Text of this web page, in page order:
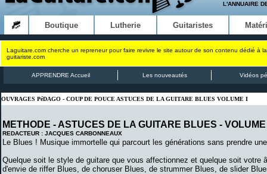
L'ANNUAIRE
Boutique Lutherie Guitaristes
Laguitare.com cherche un repreneur pour faire revivre le site autour de son contenu dédié à
guitariste.com
APPRENDRE Accueil Les nouveautés Vidéos
OUVRAGES PéDAGO - COUP DE POUCE ASTUCES DE LA GUITARE BLUES VOLUME I
METHODE - ASTUCES DE LA GUITARE BLUES -
REDACTEUR : JACQUES CARBONNEAUX
Le Blues ! Musique immortelle qui parcourt les générations sans prendre
Quelque soit le style de guitare que vous affectionnez et quelque soit votre
d'envie de riffer Blues, de choruser Blues, de strummer Blues, de slider